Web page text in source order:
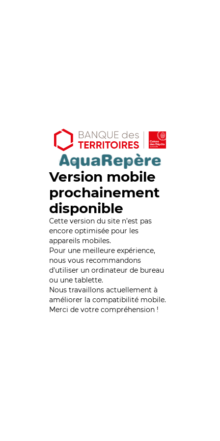
Version mobile
prochainement
disponible
Cette version du site n’est pas
encore optimisée pour les
appareils mobiles.
Pour une meilleure expérience,
nous vous recommandons
d'utiliser un ordinateur de bureau
ou une tablette.
Nous travaillons actuellement à
améliorer la compatibilité mobile.
Merci de votre compréhension !